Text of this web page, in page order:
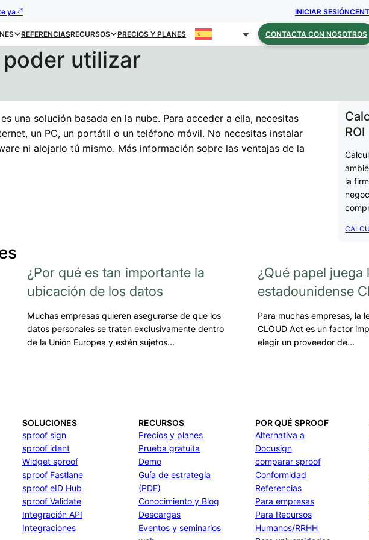
ya INICIAR SESIÓN
REFERENCIASRECURSOS PRECIOS Y PLANES CONTACTA CON NOSOTROS
utilizar
una solución basada en la nube. Para acceder a ella, necesitas
un PC, un portátil o un teléfono móvil. No necesitas instalar
ni alojarlo tú mismo. Más información sobre las ventajas de la
ROI
la
¿Por qué es tan importante la
ubicación de los datos
Muchas empresas quieren asegurarse de que los
datos personales se traten exclusivamente dentro
de la Unión Europea y estén sujetos…
¿Qué papel juega
estadounidense
Para muchas empresas, la
CLOUD Act es un factor
elegir un proveedor de…
SOLUCIONES
sproof sign
sproof ident
Widget sproof
sproof Fastlane
sproof eID Hub
sproof Validate
Integración API
Integraciones
RECURSOS
Precios y planes
Prueba gratuita
Demo
Guía de estrategia
(PDF)
Conocimiento y Blog
Descargas
Eventos y seminarios
POR QUÉ SPROOF
Alternativa a
Docusign
comparar sproof
Conformidad
Referencias
Para empresas
Para Recursos
Humanos/RRHH